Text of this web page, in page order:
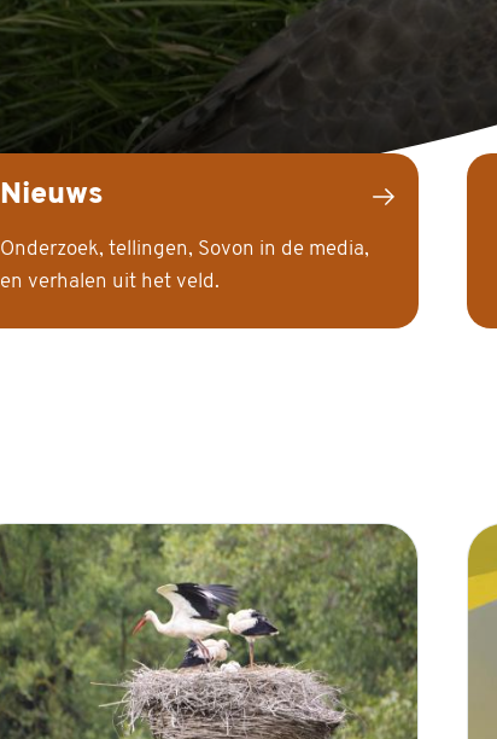
Nieuws
Onderzoek, tellingen, Sovon in de media,
en verhalen uit het veld.